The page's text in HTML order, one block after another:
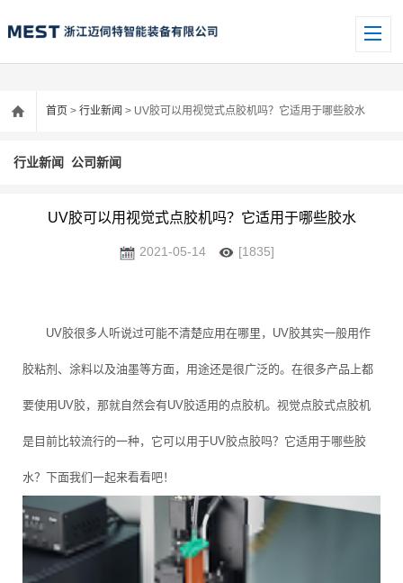
首页 > 行业新闻 > UV胶可以用视觉式点胶机吗？它适用于哪些胶水
行业新闻 公司新闻
UV胶可以用视觉式点胶机吗？它适用于哪些胶水
2021-05-14 [1835]
UV胶很多人听说过可能不清楚应用在哪里，UV胶其实一般用作
胶粘剂、涂料以及油墨等方面，用途还是很广泛的。在很多产品上都
要使用UV胶，那就自然会有UV胶适用的点胶机。视觉点胶式点胶机
是目前比较流行的一种，它可以用于UV胶点胶吗？它适用于哪些胶
水？下面我们一起来看看吧！